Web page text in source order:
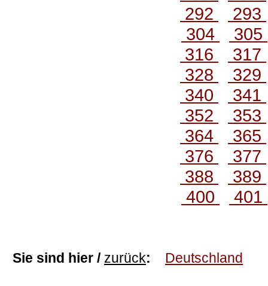
292
293
304
305
316
317
328
329
340
341
352
353
364
365
376
377
388
389
400
401
Sie sind hier / zurück: Deutschland